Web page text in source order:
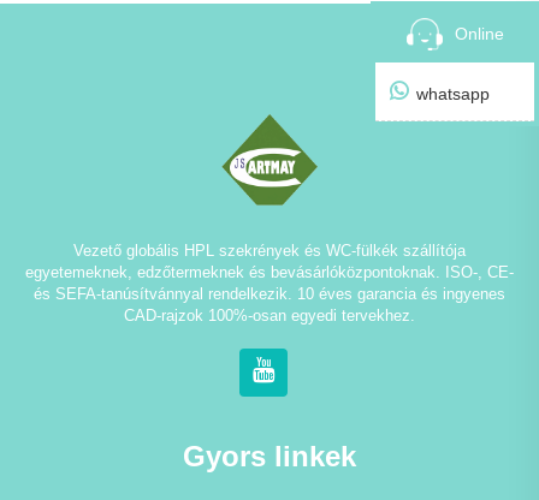
Online
whatsapp
Vezető globális HPL szekrények és WC-fülkék szállítója
egyetemeknek, edzőtermeknek és bevásárlóközpontoknak. ISO-, CE-
és SEFA-tanúsítvánnyal rendelkezik. 10 éves garancia és ingyenes
CAD-rajzok 100%-osan egyedi tervekhez.
Gyors linkek